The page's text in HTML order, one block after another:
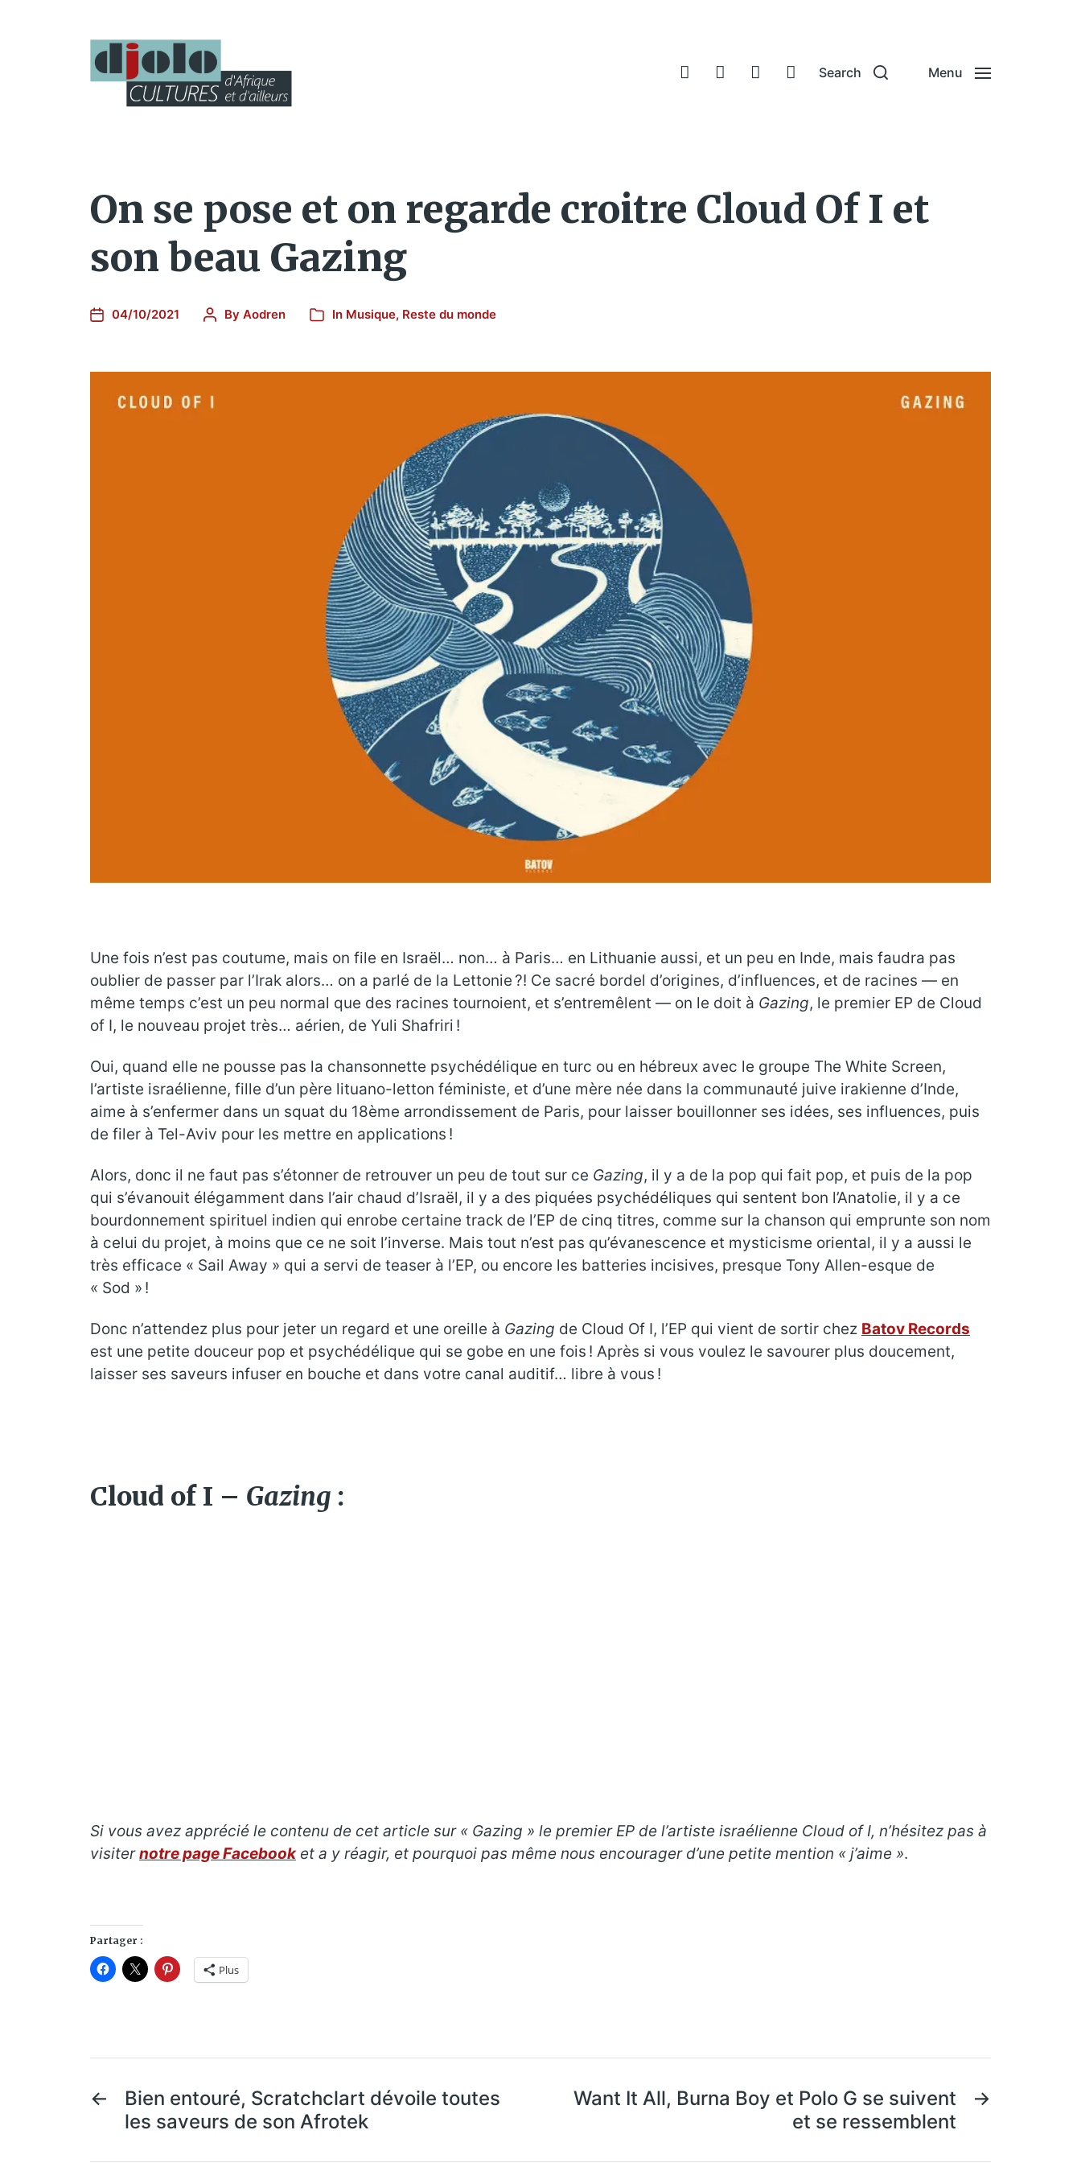
Search Menu
On se pose et on regarde croitre Cloud Of I et
son beau Gazing
04/10/2021 By Aodren In Musique, Reste du monde
Une fois n’est pas coutume, mais on file en Israël… non… à Paris… en Lithuanie aussi, et un peu en Inde, mais faudra pas
oublier de passer par l’Irak alors… on a parlé de la Lettonie ?! Ce sacré bordel d’origines, d’influences, et de racines — en
même temps c’est un peu normal que des racines tournoient, et s’entremêlent — on le doit à Gazing, le premier EP de Cloud
of I, le nouveau projet très… aérien, de Yuli Shafriri !
Oui, quand elle ne pousse pas la chansonnette psychédélique en turc ou en hébreux avec le groupe The White Screen,
l’artiste israélienne, fille d’un père lituano-letton féministe, et d’une mère née dans la communauté juive irakienne d’Inde,
aime à s’enfermer dans un squat du 18ème arrondissement de Paris, pour laisser bouillonner ses idées, ses influences, puis
de filer à Tel-Aviv pour les mettre en applications !
Alors, donc il ne faut pas s’étonner de retrouver un peu de tout sur ce Gazing, il y a de la pop qui fait pop, et puis de la pop
qui s’évanouit élégamment dans l’air chaud d’Israël, il y a des piquées psychédéliques qui sentent bon l’Anatolie, il y a ce
bourdonnement spirituel indien qui enrobe certaine track de l’EP de cinq titres, comme sur la chanson qui emprunte son nom
à celui du projet, à moins que ce ne soit l’inverse. Mais tout n’est pas qu’évanescence et mysticisme oriental, il y a aussi le
très efficace « Sail Away » qui a servi de teaser à l’EP, ou encore les batteries incisives, presque Tony Allen-esque de
« Sod » !
Donc n’attendez plus pour jeter un regard et une oreille à Gazing de Cloud Of I, l’EP qui vient de sortir chez Batov Records
est une petite douceur pop et psychédélique qui se gobe en une fois ! Après si vous voulez le savourer plus doucement,
laisser ses saveurs infuser en bouche et dans votre canal auditif… libre à vous !
Cloud of I – Gazing :
Si vous avez apprécié le contenu de cet article sur « Gazing » le premier EP de l’artiste israélienne Cloud of I, n’hésitez pas à
visiternotre page Facebooket a y réagir, et pourquoi pas même nous encourager d’une petite mention « j’aime ».
Partager :
Plus
←
Bien entouré, Scratchclart dévoile toutes
les saveurs de son Afrotek
→
Want It All, Burna Boy et Polo G se suivent
et se ressemblent